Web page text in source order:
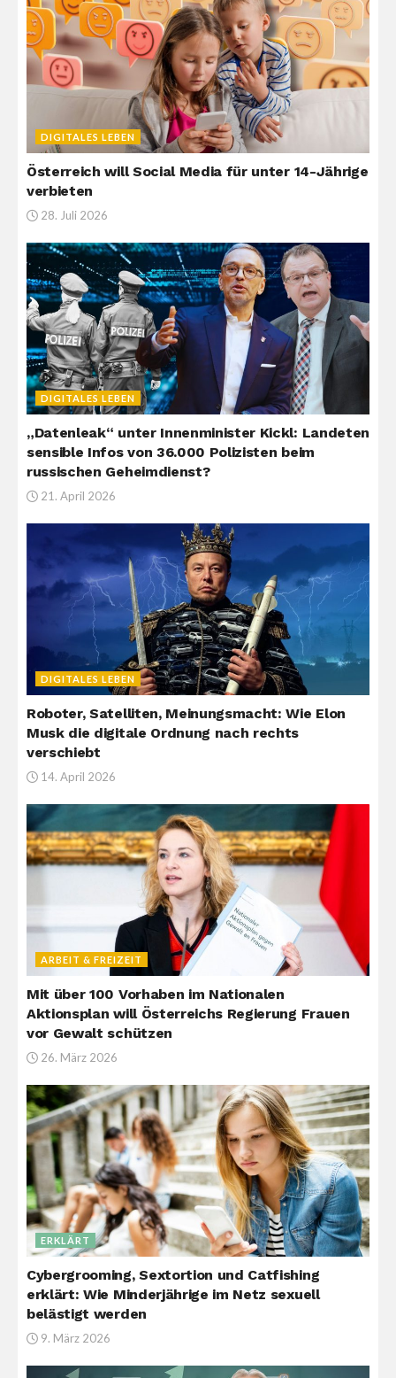
DIGITALES LEBEN
Österreich will Social Media für unter 14-Jährige
verbieten
28. Juli 2026
DIGITALES LEBEN
„Datenleak“ unter Innenminister Kickl: Landeten
sensible Infos von 36.000 Polizisten beim
russischen Geheimdienst?
21. April 2026
DIGITALES LEBEN
Roboter, Satelliten, Meinungsmacht: Wie Elon
Musk die digitale Ordnung nach rechts
verschiebt
14. April 2026
ARBEIT & FREIZEIT
Mit über 100 Vorhaben im Nationalen
Aktionsplan will Österreichs Regierung Frauen
vor Gewalt schützen
26. März 2026
ERKLÄRT
Cybergrooming, Sextortion und Catfishing
erklärt: Wie Minderjährige im Netz sexuell
belästigt werden
9. März 2026